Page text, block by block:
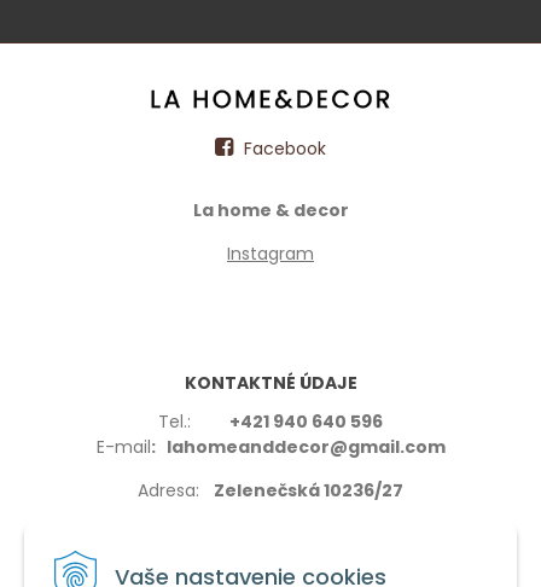
Vaše nastavenie cookies
Facebook
La home & decor
Instagram
KONTAKTNÉ ÚDAJE
Tel.: +421 940 640 596
E-mail: lahomeanddecor@gmail.com
Adresa: Zelenečská 10236/27